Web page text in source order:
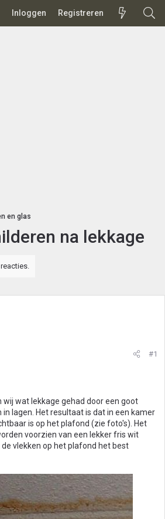
Inloggen Registreren
en glas
na lekkage
#1
wij wat lekkage gehad door een goot
lagen. Het resultaat is dat in een kamer
is op het plafond (zie foto's). Het
voorzien van een lekker fris wit
vlekken op het plafond het best